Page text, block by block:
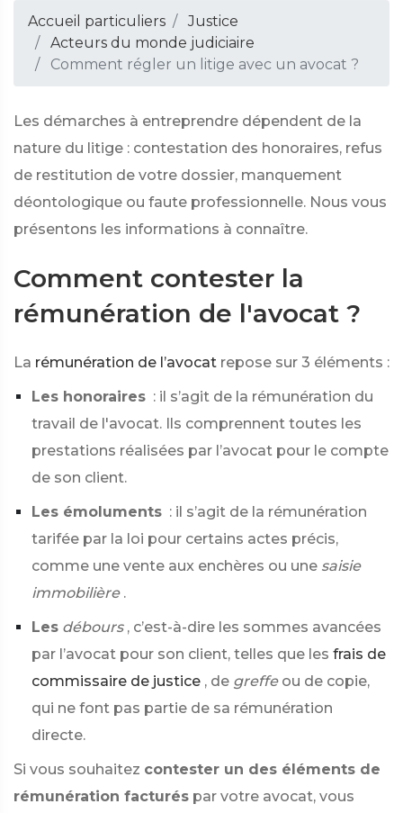
Accueil particuliers
Justice
Acteurs du monde judiciaire
Comment régler un litige avec un avocat ?
Les démarches à entreprendre dépendent de la
nature du litige : contestation des honoraires, refus
de restitution de votre dossier, manquement
déontologique ou faute professionnelle. Nous vous
présentons les informations à connaître.
Comment contester la
rémunération de l'avocat ?
La rémunération de l’avocat repose sur 3 éléments :
Les honoraires : il s’agit de la rémunération du
travail de l'avocat. Ils comprennent toutes les
prestations réalisées par l’avocat pour le compte
de son client.
Les émoluments : il s’agit de la rémunération
tarifée par la loi pour certains actes précis,
comme une vente aux enchères ou une saisie
immobilière .
Les débours , c’est-à-dire les sommes avancées
par l’avocat pour son client, telles que les frais de
commissaire de justice , de greffe ou de copie,
qui ne font pas partie de sa rémunération
directe.
Si vous souhaitez contester un des éléments de
rémunération facturés par votre avocat, vous